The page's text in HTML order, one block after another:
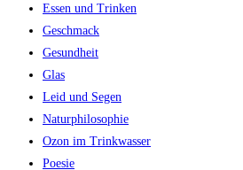
Essen und Trinken
Geschmack
Gesundheit
Glas
Leid und Segen
Naturphilosophie
Ozon im Trinkwasser
Poesie